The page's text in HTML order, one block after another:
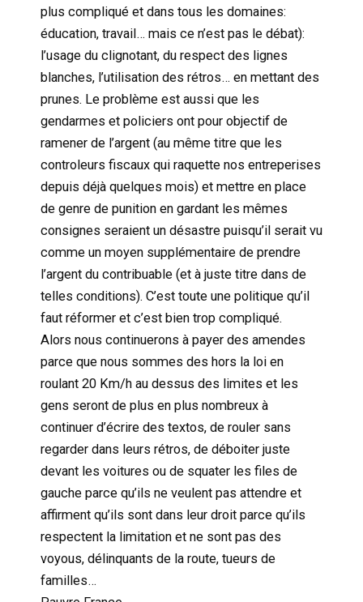
plus compliqué et dans tous les domaines:
éducation, travail… mais ce n’est pas le débat):
l’usage du clignotant, du respect des lignes
blanches, l’utilisation des rétros… en mettant des
prunes. Le problème est aussi que les
gendarmes et policiers ont pour objectif de
ramener de l’argent (au même titre que les
controleurs fiscaux qui raquette nos entreperises
depuis déjà quelques mois) et mettre en place
de genre de punition en gardant les mêmes
consignes seraient un désastre puisqu’il serait vu
comme un moyen supplémentaire de prendre
l’argent du contribuable (et à juste titre dans de
telles conditions). C’est toute une politique qu’il
faut réformer et c’est bien trop compliqué.
Alors nous continuerons à payer des amendes
parce que nous sommes des hors la loi en
roulant 20 Km/h au dessus des limites et les
gens seront de plus en plus nombreux à
continuer d’écrire des textos, de rouler sans
regarder dans leurs rétros, de déboiter juste
devant les voitures ou de squater les files de
gauche parce qu’ils ne veulent pas attendre et
affirment qu’ils sont dans leur droit parce qu’ils
respectent la limitation et ne sont pas des
voyous, délinquants de la route, tueurs de
familles…